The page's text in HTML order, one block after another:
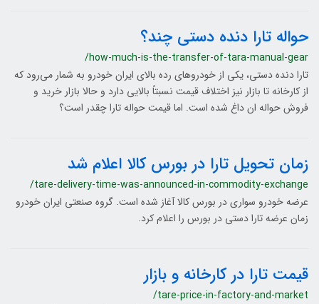
حواله تارا دنده دستی چند؟
/how-much-is-the-transfer-of-tara-manual-gear
تارا دنده دستی، یکی از خودروهای رده بالای ایران خودرو به شمار می‌رود که
از کارخانه تا بازار نیز اختلاف قیمت نسبتاً بالایی دارد و حالا بازار خرید و
فروش حواله ان داغ شده است. اما قیمت حواله تارا چقدر است؟
زمان تحویل تارا در بورس کالا اعلام شد
/tare-delivery-time-was-announced-in-commodity-exchange
عرضه خودرو سواری در بورس کالا آغاز شده است. گروه صنعتی ایران خودرو
زمان عرضه تارا دستی در بورس را اعلام کرد.
قیمت تارا در کارخانه و بازار
/tare-price-in-factory-and-market